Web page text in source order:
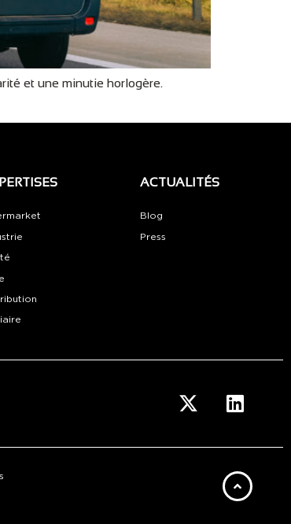
et une minutie horlogère.
ACTUALITÉS
Blog
Press